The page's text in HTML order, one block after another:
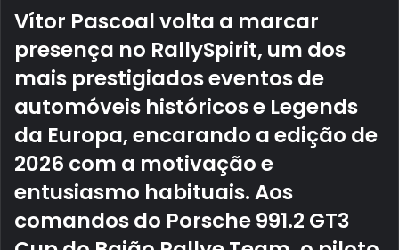
Vítor Pascoal volta a marcar
presença no RallySpirit, um dos
mais prestigiados eventos de
automóveis históricos e Legends
da Europa, encarando a edição de
2026 com a motivação e
entusiasmo habituais. Aos
comandos do Porsche 991.2 GT3